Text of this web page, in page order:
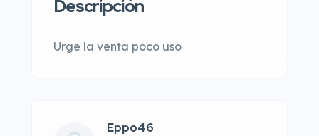
Descripción
Urge la venta poco uso
Eppo46